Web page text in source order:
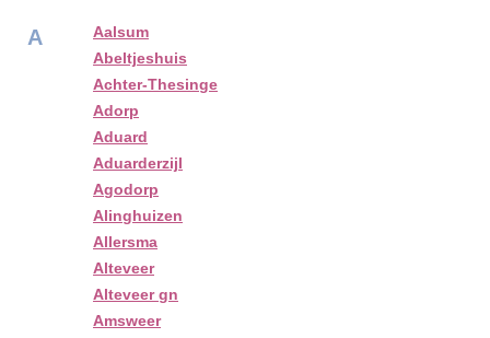
A
Aalsum
Abeltjeshuis
Achter-Thesinge
Adorp
Aduard
Aduarderzijl
Agodorp
Alinghuizen
Allersma
Alteveer
Alteveer gn
Amsweer